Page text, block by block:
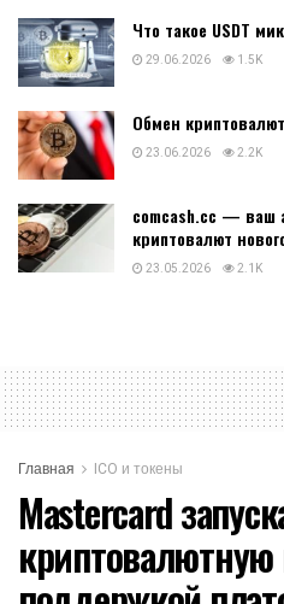
Что такое USDT
29.06.2026 1.5K
Обмен
23.06.2026 2.2K
comcash.cc — ваш
криптовалют
23.05.2026 2.1K
Главная ICO и токены
Mastercard
криптовалютную